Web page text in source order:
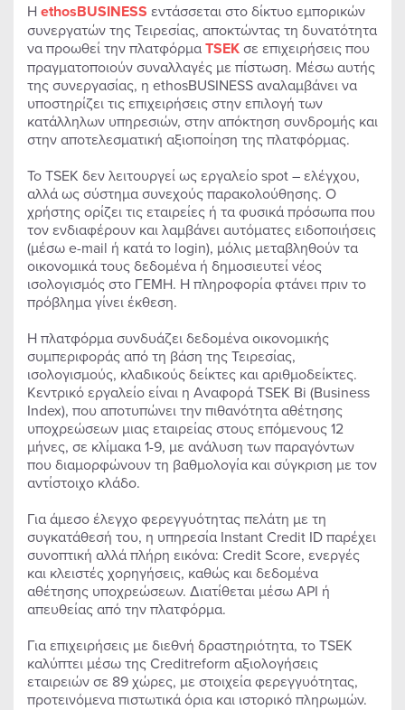
ΗethosBUSINESS εντάσσεται στο δίκτυο εμπορικών
συνεργατών της Τειρεσίας, αποκτώντας τη δυνατότητα
να προωθεί την πλατφόρμαTSEKσε επιχειρήσεις που
πραγματοποιούν συναλλαγές με πίστωση. Μέσω αυτής
της συνεργασίας, η ethosBUSINESS αναλαμβάνει να
υποστηρίζει τις επιχειρήσεις στην επιλογή των
κατάλληλων υπηρεσιών, στην απόκτηση συνδρομής και
στην αποτελεσματική αξιοποίηση της πλατφόρμας.
Το TSEK δεν λειτουργεί ως εργαλείο spot – ελέγχου,
αλλά ως σύστημα συνεχούς παρακολούθησης. Ο
χρήστης ορίζει τις εταιρείες ή τα φυσικά πρόσωπα που
τον ενδιαφέρουν και λαμβάνει αυτόματες ειδοποιήσεις
(μέσω e-mail ή κατά το login), μόλις μεταβληθούν τα
οικονομικά τους δεδομένα ή δημοσιευτεί νέος
ισολογισμός στο ΓΕΜΗ. Η πληροφορία φτάνει πριν το
πρόβλημα γίνει έκθεση.
Η πλατφόρμα συνδυάζει δεδομένα οικονομικής
συμπεριφοράς από τη βάση της Τειρεσίας,
ισολογισμούς, κλαδικούς δείκτες και αριθμοδείκτες.
Κεντρικό εργαλείο είναι η Αναφορά TSEK Bi (Business
Index), που αποτυπώνει την πιθανότητα αθέτησης
υποχρεώσεων μιας εταιρείας στους επόμενους 12
μήνες, σε κλίμακα 1-9, με ανάλυση των παραγόντων
που διαμορφώνουν τη βαθμολογία και σύγκριση με τον
αντίστοιχο κλάδο.
Για άμεσο έλεγχο φερεγγυότητας πελάτη με τη
συγκατάθεσή του, η υπηρεσία Instant Credit ID παρέχει
συνοπτική αλλά πλήρη εικόνα: Credit Score, ενεργές
και κλειστές χορηγήσεις, καθώς και δεδομένα
αθέτησης υποχρεώσεων. Διατίθεται μέσω API ή
απευθείας από την πλατφόρμα.
Για επιχειρήσεις με διεθνή δραστηριότητα, το TSEK
καλύπτει μέσω της Creditreform αξιολογήσεις
εταιρειών σε 89 χώρες, με στοιχεία φερεγγυότητας,
προτεινόμενα πιστωτικά όρια και ιστορικό πληρωμών.